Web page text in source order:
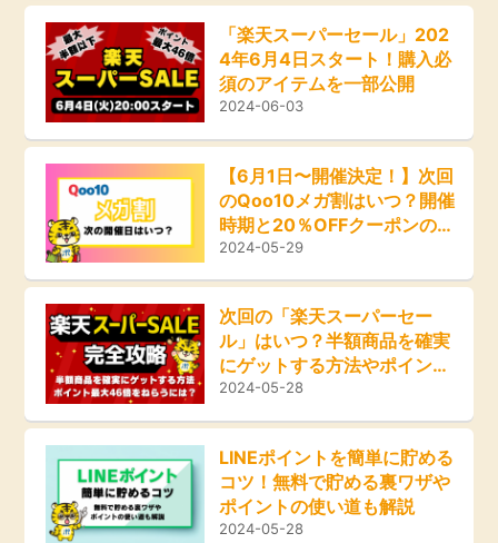
特集一覧
GMOポイ活の使い方
ヘルプセンター
「楽天スーパーセール」202
4年6月4日スタート！購入必
須のアイテムを一部公開
2024-06-03
【6月1日〜開催決定！】次回
のQoo10メガ割はいつ？開催
時期と20％OFFクーポンのお
得な利用法
2024-05-29
次回の「楽天スーパーセー
ル」はいつ？半額商品を確実
にゲットする方法やポイント
最大46倍ねらう方法など完
2024-05-28
LINEポイントを簡単に貯める
コツ！無料で貯める裏ワザや
ポイントの使い道も解説
2024-05-28